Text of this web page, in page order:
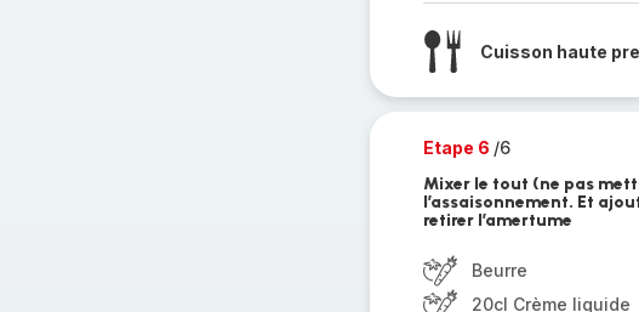
Cuisson haute
Etape 6 /6
Mixer le tout (ne pas
l’assaisonnement. Et
retirer l’amertume
Beurre
20cl Crème liquide